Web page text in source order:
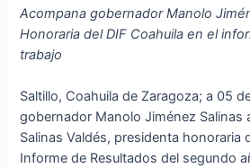
Acompana gobernador Manolo
Honoraria del DIF Coahuila en el
trabajo
Saltillo, Coahuila de Zaragoza; a 05
gobernador Manolo Jiménez Salinas
Salinas Valdés, presidenta honoraria
Informe de Resultados del segundo